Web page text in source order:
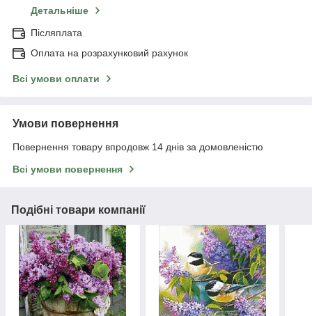
Детальніше
Післяплата
Оплата на розрахунковий рахунок
Всі умови оплати
Умови повернення
Повернення товару впродовж 14 днів за домовленістю
Всі умови повернення
Подібні товари компанії